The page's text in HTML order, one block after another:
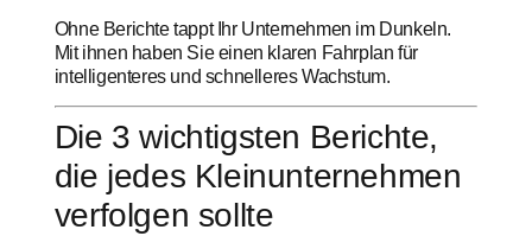
Ohne Berichte tappt Ihr Unternehmen im Dunkeln.
Mit ihnen haben Sie einen klaren Fahrplan für
intelligenteres und schnelleres Wachstum.
Die 3 wichtigsten Berichte,
die jedes Kleinunternehmen
verfolgen sollte